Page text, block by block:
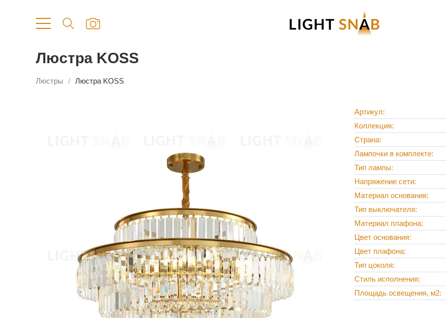
Люстра KOSS
Люстры Люстра KOSS
Артикул
Коллекция
Страна
Лампочки в комплекте
Тип лампы
Напряжение сети
Материал основания
Тип выключателя
Материал плафона
Цвет основания
Цвет плафона
Тип цоколя
Стиль исполнения
Площадь освещения, м2